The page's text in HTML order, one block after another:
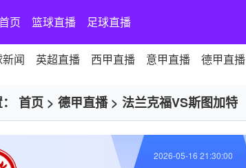
页 篮球直播 足球直播
闻 英超直播 西甲直播 意甲直播 德甲直播
首页 > 德甲直播> 法兰克福VS斯图加特
2026-05-16 21:30:00